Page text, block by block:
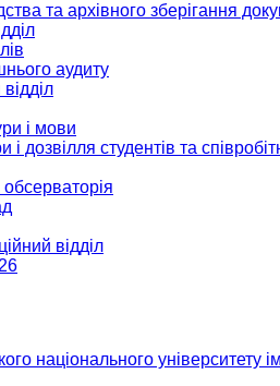
та архівного зберігання
аудиту
і мови
і дозвілля студентів та
відділ